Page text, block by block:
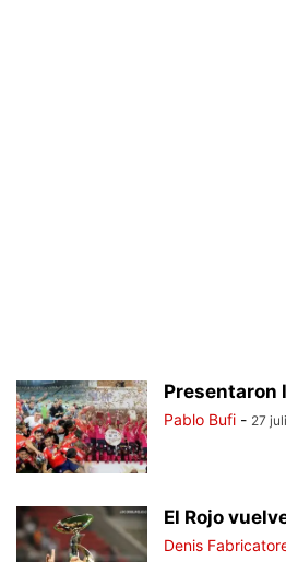
Presentaron
Pablo Bufi - 27
El Rojo
Denis